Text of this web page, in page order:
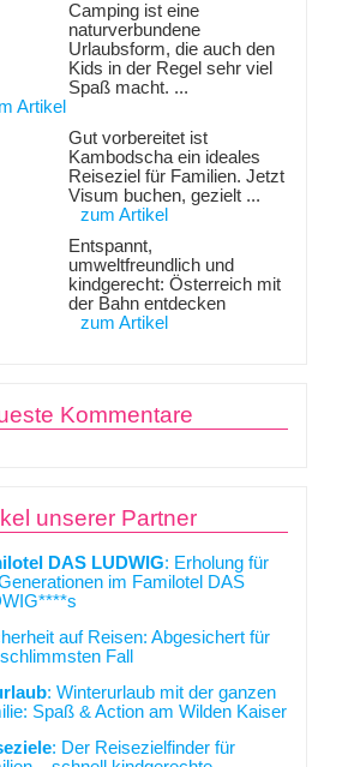
Camping ist eine
naturverbundene
Urlaubsform, die auch den
Kids in der Regel sehr viel
Spaß macht. ...
Artikel
Gut vorbereitet ist
Kambodscha ein ideales
Reiseziel für Familien. Jetzt
Visum buchen, gezielt ...
zum Artikel
Entspannt,
umweltfreundlich und
kindgerecht: Österreich mit
der Bahn entdecken
zum Artikel
Kommentare
unserer Partner
DAS LUDWIG: Erholung für
im Familotel DAS
auf Reisen: Abgesichert für
Fall
: Winterurlaub mit der ganzen
Spaß & Action am Wilden Kaiser
: Der Reisezielfinder für